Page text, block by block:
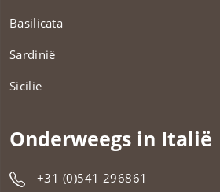
Basilicata
Sardinië
Sicilië
Onderweegs in Italië
+31 (0)541 296861